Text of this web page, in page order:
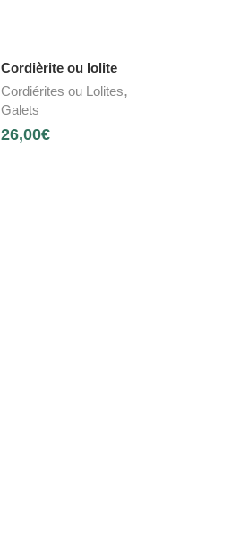
Cordièrite ou Iolite
Cordiérites ou Lolites,
Galets
26,00€